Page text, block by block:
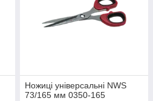
Ножиці універсальні NWS
73/165 мм 0350-165